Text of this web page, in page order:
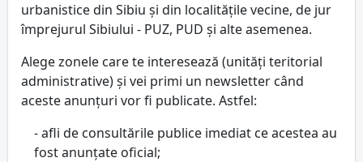
urbanistice din Sibiu și din localitățile vecine, de jur
împrejurul Sibiului - PUZ, PUD și alte asemenea.
Alege zonele care te interesează (unități teritorial
administrative) și vei primi un newsletter când
aceste anunțuri vor fi publicate. Astfel:
- afli de consultările publice imediat ce acestea au
fost anunțate oficial;